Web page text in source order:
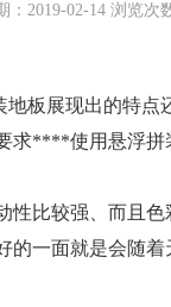
2019-02-14 浏览次
板展现出的特点
求****使用悬浮拼
性比较强 而且色
的一面就是会随